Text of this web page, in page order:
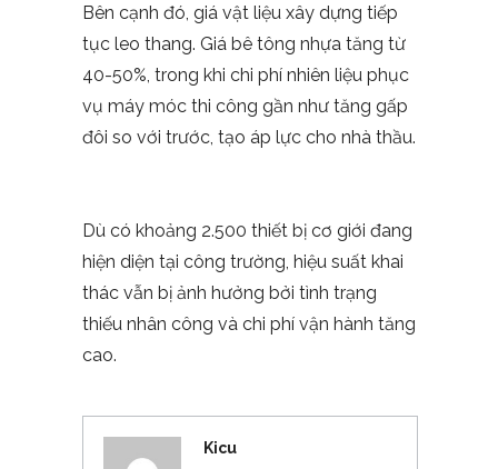
Bên cạnh đó, giá vật liệu xây dựng tiếp
tục leo thang. Giá bê tông nhựa tăng từ
40-50%, trong khi chi phí nhiên liệu phục
vụ máy móc thi công gần như tăng gấp
đôi so với trước, tạo áp lực cho nhà thầu.
Dù có khoảng 2.500 thiết bị cơ giới đang
hiện diện tại công trường, hiệu suất khai
thác vẫn bị ảnh hưởng bởi tình trạng
thiếu nhân công và chi phí vận hành tăng
cao.
Kicu